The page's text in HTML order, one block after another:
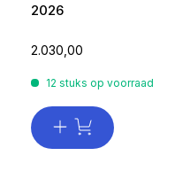
2026
2.030,00
12 stuks op voorraad